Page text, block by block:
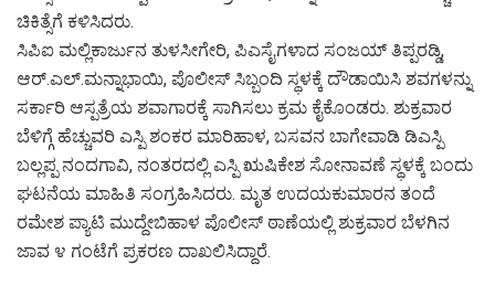
ಚಿಕಿತ್ಸೆಗೆ ಕಳಿಸಿದರು.
ಸಿಪಿಐ ಮಲ್ಲಿಕಾರ್ಜುನ ತುಳಸೀಗೇರಿ, ಪಿಎಸೈಗಳಾದ ಸಂಜಯ್ ತಿಪ್ಪರಡ್ಡಿ,
ಆರ್.ಎಲ್.ಮನ್ನಾಭಾಯಿ, ಪೊಲೀಸ್ ಸಿಬ್ಬಂದಿ ಸ್ಥಳಕ್ಕೆ ದೌಡಾಯಿಸಿ ಶವಗಳನ್ನು
ಸರ್ಕಾರಿ ಆಸ್ಪತ್ರೆಯ ಶವಾಗಾರಕ್ಕೆ ಸಾಗಿಸಲು ಕ್ರಮ ಕೈಕೊಂಡರು. ಶುಕ್ರವಾರ
ಬೆಳಿಗ್ಗೆ ಹೆಚ್ಚುವರಿ ಎಸ್ಪಿ ಶಂಕರ ಮಾರಿಹಾಳ, ಬಸವನ ಬಾಗೇವಾಡಿ ಡಿಎಸ್ಪಿ
ಬಲ್ಲಪ್ಪ ನಂದಗಾವಿ, ನಂತರದಲ್ಲಿ ಎಸ್ಪಿ ಋಷಿಕೇಶ ಸೋನಾವಣೆ ಸ್ಥಳಕ್ಕೆ ಬಂದು
ಘಟನೆಯ ಮಾಹಿತಿ ಸಂಗ್ರಹಿಸಿದರು. ಮೃತ ಉದಯಕುಮಾರನ ತಂದೆ
ರಮೇಶ ಪ್ಯಾಟಿ ಮುದ್ದೇಬಿಹಾಳ ಪೊಲೀಸ್ ಠಾಣೆಯಲ್ಲಿ ಶುಕ್ರವಾರ ಬೆಳಗಿನ
ಜಾವ ೪ ಗಂಟೆಗೆ ಪ್ರಕರಣ ದಾಖಲಿಸಿದ್ದಾರೆ.